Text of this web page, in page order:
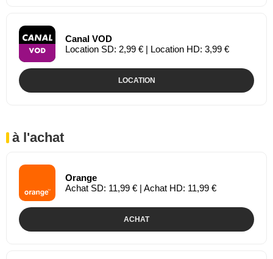
Canal VOD
Location SD: 2,99 € | Location HD: 3,99 €
LOCATION
à l'achat
Orange
Achat SD: 11,99 € | Achat HD: 11,99 €
ACHAT